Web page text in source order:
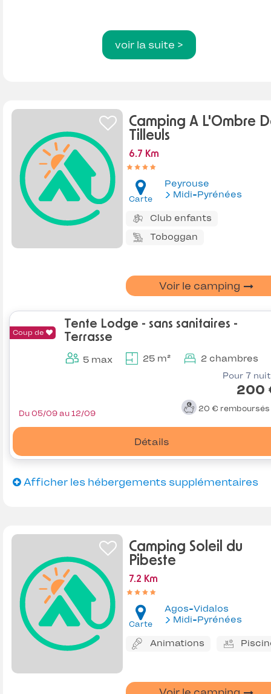
voir la suite >
Camping A L'Ombre
Tilleuls
6.7 Km
Carte
Peyrouse
Midi-Pyrénées
Club enfants
Toboggan
Voir le camping
Coup de
Tente Lodge - sans sanitaires -
Terrasse
5 max 25 m² 2 chambres
Pour 7
200
20 € remboursés
Détails
Du 05/09 au 12/09
Afficher les hébergements supplémentaires
Camping Soleil du
Pibeste
7.2 Km
Carte
Agos-Vidalos
Midi-Pyrénées
Animations